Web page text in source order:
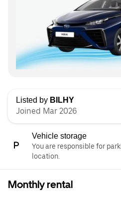
Listed by BILHY
Joined Mar 2026
Vehicle storage
You are responsible for
location.
Monthly rental